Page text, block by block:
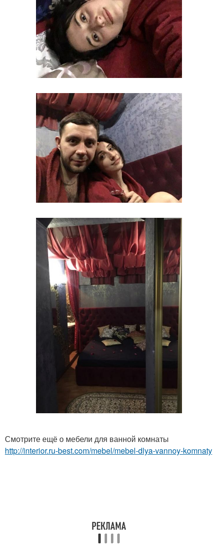
Смотрите ещё о мебели для ванной комнаты
http://interior.ru-best.com/mebel/mebel-dlya-vannoy-komnaty